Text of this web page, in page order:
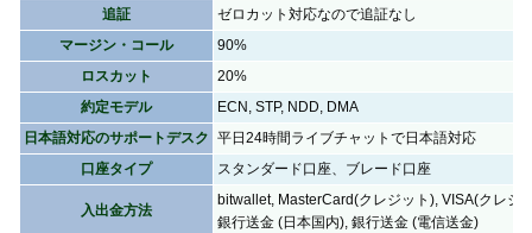
追証
ゼロカット対応なので追証なし
マージン・コール
90%
ロスカット
20%
約定モデル
ECN, STP, NDD, DMA
日本語対応のサポートデスク 平日24時間ライブチャットで日本語対応
口座タイプ
スタンダード口座、ブレード口座
入出金方法
bitwallet, MasterCard(クレジット), VISA(クレジ
銀行送金 (日本国内), 銀行送金 (電信送金)